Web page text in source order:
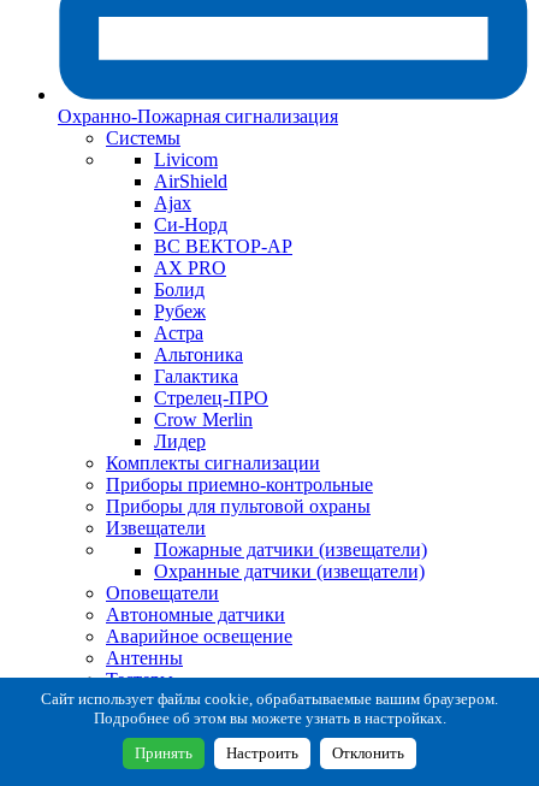
Охранно-Пожарная сигнализация
Системы
Livicom
AirShield
Ajax
Си-Норд
ВС ВЕКТОР-АР
AX PRO
Болид
Рубеж
Астра
Альтоника
Галактика
Стрелец-ПРО
Crow Merlin
Лидер
Комплекты сигнализации
Приборы приемно-контрольные
Приборы для пультовой охраны
Извещатели
Пожарные датчики (извещатели)
Охранные датчики (извещатели)
Оповещатели
Автономные датчики
Аварийное освещение
Антенны
Тестеры
Система сбора извещений
Расходные и монтажные материалы
Коробки коммутационные
Кронштейны для извещателей
Сайт использует файлы cookie, обрабатываемые вашим браузером.
Подробнее об этом вы можете узнать в настройках.
Принять Настроить Отклонить